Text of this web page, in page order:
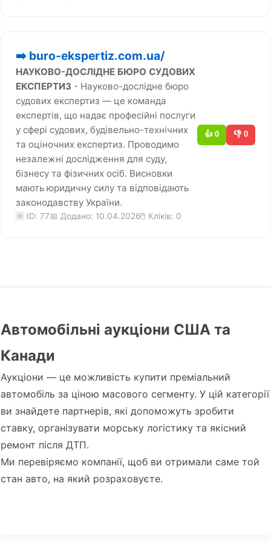
➡️ buro-ekspertiz.com.ua/
НАУКОВО-ДОСЛІДНЕ БЮРО СУДОВИХ
ЕКСПЕРТИЗ - Науково-дослідне бюро
судових експертиз — це команда
експертів, що надає професійні послуги
у сфері судових, будівельно-технічних
та оціночних експертиз. Проводимо
незалежні дослідження для суду,
бізнесу та фізичних осіб. Висновки
мають юридичну силу та відповідають
законодавству України.
🆔 ID: 77📅 Додано: 10.04.2026🖱️ Кліків: 0
👍 0 👎 0
Автомобільні аукціони США та
Канади
Аукціони — це можливість купити преміальний
автомобіль за ціною масового сегменту. У цій категорії
ви знайдете партнерів, які допоможуть зробити
ставку, організувати морську логістику та якісний
ремонт після ДТП.
Ми перевіряємо компанії, щоб ви отримали саме той
стан авто, на який розраховуєте.